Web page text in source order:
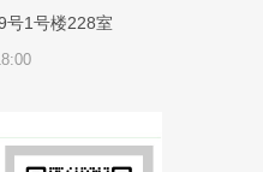
号1号楼228室